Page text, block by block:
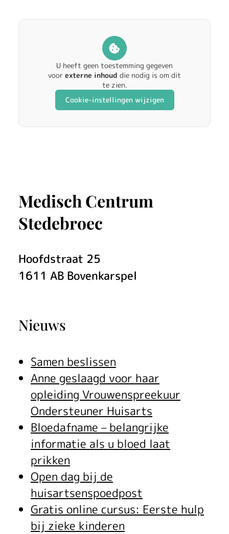
r
r
o
e
i
d
i
n
g
V
r
o
u
w
n
s
p
U heeft geen toestemming gegeven
voor externe inhoud die nodig is om dit
te zien.
Cookie-instellingen wijzigen
Medisch Centrum
Stedebroec
Hoofdstraat 25
1611 AB Bovenkarspel
Nieuws
Samen beslissen
Anne geslaagd voor haar
opleiding Vrouwenspreekuur
Ondersteuner Huisarts
Bloedafname – belangrijke
informatie als u bloed laat
prikken
Open dag bij de
huisartsenspoedpost
Gratis online cursus: Eerste hulp
bij zieke kinderen